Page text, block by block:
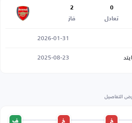
0
تعادل
2
فاز
2026-01-31
2025-08-23
التفاصيل
خ خ ف